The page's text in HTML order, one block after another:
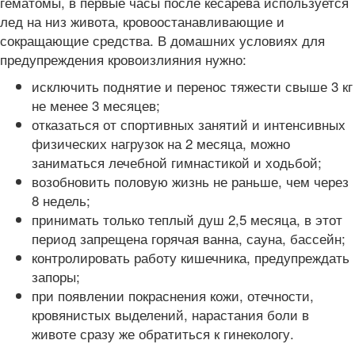
лед на низ живота, кровоостанавливающие и
сокращающие средства. В домашних условиях для
предупреждения кровоизлияния нужно:
исключить поднятие и перенос тяжести свыше 3 кг
не менее 3 месяцев;
отказаться от спортивных занятий и интенсивных
физических нагрузок на 2 месяца, можно
заниматься лечебной гимнастикой и ходьбой;
возобновить половую жизнь не раньше, чем через
8 недель;
принимать только теплый душ 2,5 месяца, в этот
период запрещена горячая ванна, сауна, бассейн;
контролировать работу кишечника, предупреждать
запоры;
при появлении покраснения кожи, отечности,
кровянистых выделений, нарастания боли в
животе сразу же обратиться к гинекологу.